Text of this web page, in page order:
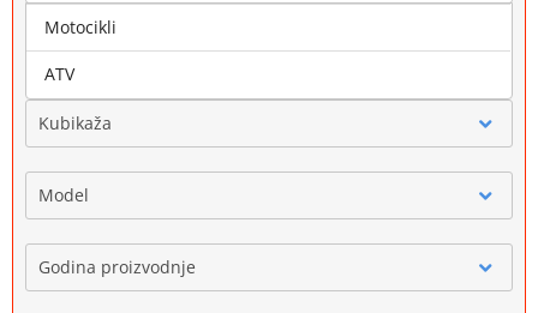
Marka
Kubikaža
Model
Godina proizvodnje
Motocikli
ATV